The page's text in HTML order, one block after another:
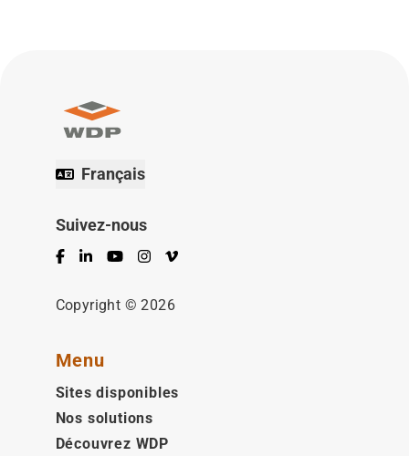
Français
Suivez-nous
Facebook
LinkedInYouTubeInstagram
Vimeo
Copyright © 2026
Menu
Sites disponibles
Nos solutions
Découvrez WDP